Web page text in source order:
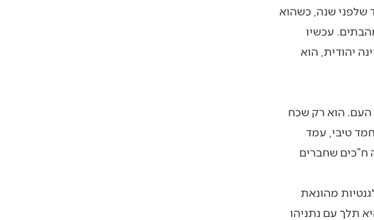
שלפני שנה, כשהוא
עכשיו
יהודית, הוא
העם. הוא רק שכח
לשעבר, אחמד טיבי, עמד
ח”כים שחברים
מהונאת
תלך עם נתניהו